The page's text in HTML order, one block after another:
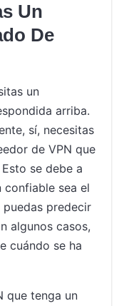
Un
De
un
arriba.
sí, necesitas
de VPN que
se debe a
confiable sea el
predecir
algunos casos,
cuándo se ha
que tenga un